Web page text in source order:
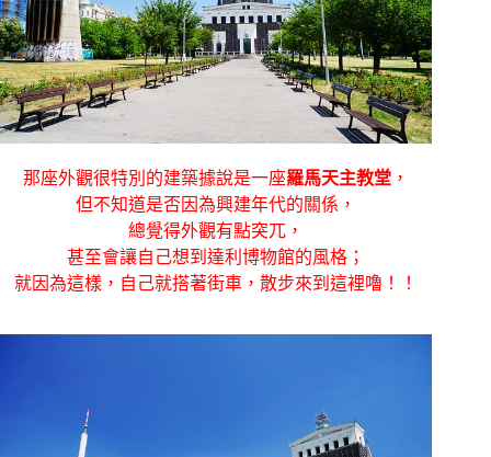
那座外觀很特別的建築據說是一座羅馬天主教堂 ，
但不知道是否因為興建年代的關係，
總覺得外觀有點突兀，
甚至會讓自己想到達利博物館的風格；
就因為這樣，自己就搭著街車，散步來到這裡嚕！！